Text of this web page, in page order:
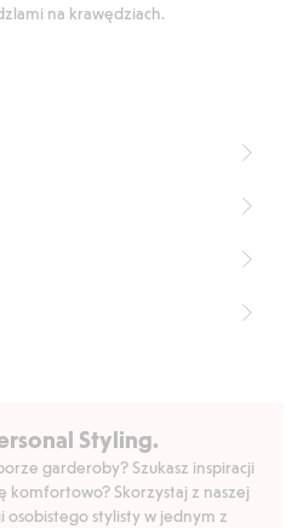
na krawędziach.
Styling.
garderoby? Szukasz inspiracji
komfortowo? Skorzystaj z naszej
osobistego stylisty w jednym z